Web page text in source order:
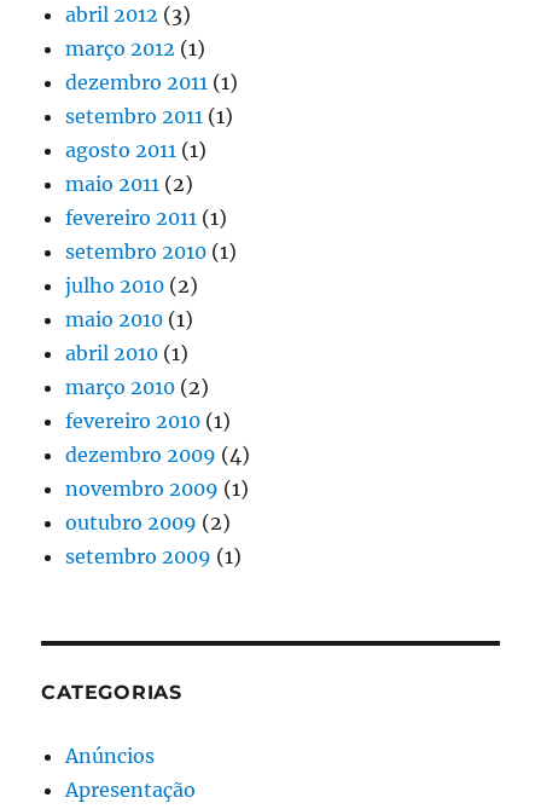
abril 2012 (3)
março 2012 (1)
dezembro 2011 (1)
setembro 2011 (1)
agosto 2011 (1)
maio 2011 (2)
fevereiro 2011 (1)
setembro 2010 (1)
julho 2010 (2)
maio 2010 (1)
abril 2010 (1)
março 2010 (2)
fevereiro 2010 (1)
dezembro 2009 (4)
novembro 2009 (1)
outubro 2009 (2)
setembro 2009 (1)
CATEGORIAS
Anúncios
Apresentação